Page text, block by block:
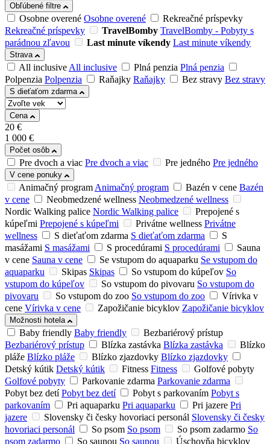
Obľúbené filtre
Osobne overené Osobne overené
Rekreačné príspevky
Rekreačné príspevky
TravelBomby TravelBomby - Pobyty s
parádnou zľavou
Last minute víkendy Last minute víkendy
Strava
All inclusiveAll inclusive Plná penzia Plná penzia
Polpenzia Polpenzia Raňajky Raňajky Bez stravy Bez stravy
S dieťaťom zdarma
Cena
20 €
1 000 €
Počet osôb
Pre dvoch a viac Pre dvoch a viac Pre jedného Pre jedného
V cene ponuky
Animačný programAnimačný program Bazén v cene Bazén
v cene
Neobmedzené wellness Neobmedzené wellness
Nordic Walking palice Nordic Walking palice
Prepojené s
kúpeľmi Prepojené s kúpeľmi Privátne wellness Privátne
wellness
S dieťaťom zdarma S dieťaťom zdarma
S
masážami S masážami S procedúrami S procedúrami
Sauna
v cene Sauna v cene Se vstupom do aquaparku Se vstupom do
aquaparku
Skipas Skipas So vstupom do kúpeľov So
vstupom do kúpeľov
So vstupom do pivovaru So vstupom do
pivovaru
So vstupom do zoo So vstupom do zoo
Vírivka v
cene Vírivka v cene Zapožičanie bicyklov Zapožičanie bicyklov
Možnosti hotela
Baby friendly Baby friendly
Bezbariérový prístup
Bezbariérový prístup
Blízka zastávka Blízka zastávka
Blízko
pláže Blízko pláže Blízko zjazdovky Blízko zjazdovky
Detský kútik Detský kútik Fitness Fitness
Golfové pobyty
Golfové pobyty
Parkovanie zdarma Parkovanie zdarma
Pobyt bez detí Pobyt bez detí Pobyt s parkovaním Pobyt s
parkovaním
Pri aquaparku Pri aquaparku Pri jazere Pri
jazere
Slovensky či česky hovoriaci personál Slovensky či česky
hovoriaci personál
So psom So psom So psom zadarmo So
psom zadarmo
So saunou So saunou
Úschovňa bicyklov